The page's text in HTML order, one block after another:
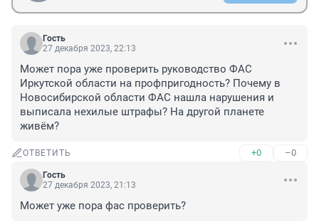
Гость
27 декабря 2023, 22:13
Может пора уже проверить руководство ФАС
Иркутской области на профпригодность? Почему в
Новосибирской области ФАС нашла нарушения и
выписала нехилые штрафы? На другой планете
живëм?
ОТВЕТИТЬ +0 –0
Гость
27 декабря 2023, 21:13
Может уже пора фас проверить?